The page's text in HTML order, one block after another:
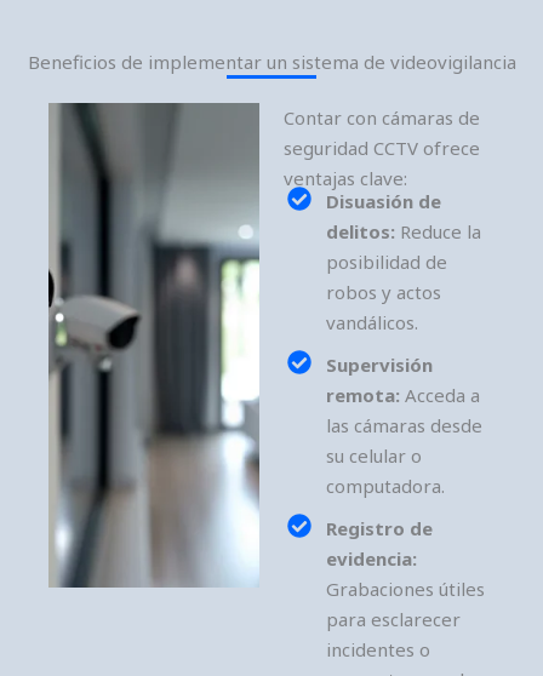
Beneficios de implementar un sistema de videovigilancia
Contar con cámaras de
seguridad CCTV ofrece
ventajas clave:
Disuasión de
delitos: Reduce la
posibilidad de
robos y actos
vandálicos.
Supervisión
remota: Acceda a
las cámaras desde
su celular o
computadora.
Registro de
evidencia:
Grabaciones útiles
para esclarecer
incidentes o